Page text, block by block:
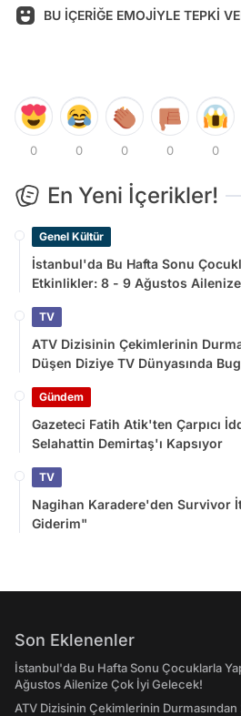
BU İÇERİĞE EMOJİYLE TEPKİ
0 0 0 0 0
En Yeni İçerikler!
Genel Kültür
İstanbul'da Bu Hafta Sonu
Etkinlikler: 8 - 9 Ağustos
TV
ATV Dizisinin Çekimlerinin
Düşen Diziye TV Dünyasında
Gündem
Gazeteci Fatih Atik'ten Çarpıcı
Selahattin Demirtaş'ı Kapsıyor
TV
Nagihan Karadere'den Survivor
Giderim"
Son Eklenenler
İstanbul'da Bu Hafta Sonu Çocuklarla
Ağustos Ailenize Çok İyi Gelecek!
ATV Dizisinin Çekimlerinin